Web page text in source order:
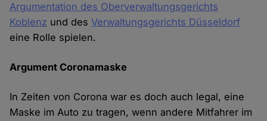
Argumentation des Oberverwaltungsgerichts
Koblenz und desVerwaltungsgerichts Düsseldorf
eine Rolle spielen.
Argument Coronamaske
In Zeiten von Corona war es doch auch legal, eine
Maske im Auto zu tragen, wenn andere Mitfahrer im